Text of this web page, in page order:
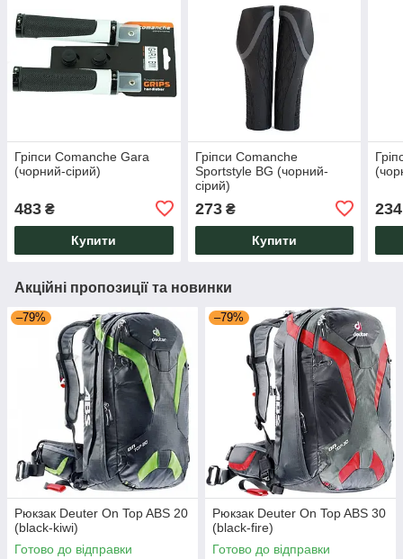
Гріпси Comanche Gara
(чорний-сірий)
483 ₴
Купити
Гріпси Comanche
Sportstyle BG (чорний-
сірий)
273₴
Купити
234
Акційні пропозиції та новинки
–79%
Рюкзак Deuter On Top ABS 20
(black-kiwi)
Готово до відправки
–79%
Рюкзак Deuter On Top ABS 30
(black-fire)
Готово до відправки